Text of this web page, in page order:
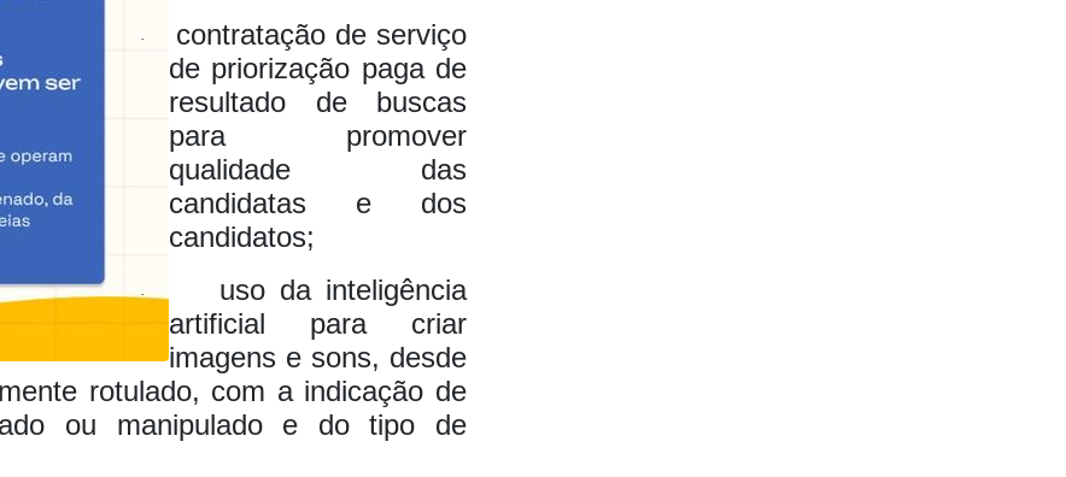
·
contratação de serviço
de priorização paga de
resultado de buscas
para promover
qualidade das
candidatas e dos
candidatos;
·
uso da inteligência
artificial para criar
imagens e sons, desde
rotulado, com a indicação de
ou manipulado e do tipo de